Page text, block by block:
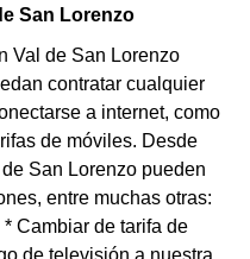
San Lorenzo
Val de San Lorenzo
contratar cualquier
a internet, como
de móviles. Desde
San Lorenzo pueden
entre muchas otras:
Cambiar de tarifa de
de televisión a nuestra